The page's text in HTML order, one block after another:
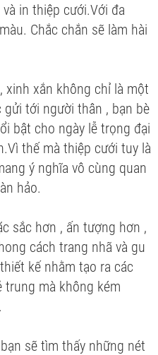
in thiệp cưới.Với đa
Chắc chắn sẽ làm hài
xinh xắn không chỉ là một
tới người thân , bạn bè
bật cho ngày lễ trọng đại
thế mà thiệp cưới tuy là
ý nghĩa vô cùng quan
hảo.
sắc hơn , ấn tượng hơn ,
cách trang nhã và gu
kế nhằm tạo ra các
trung mà không kém
sẽ tìm thấy những nét